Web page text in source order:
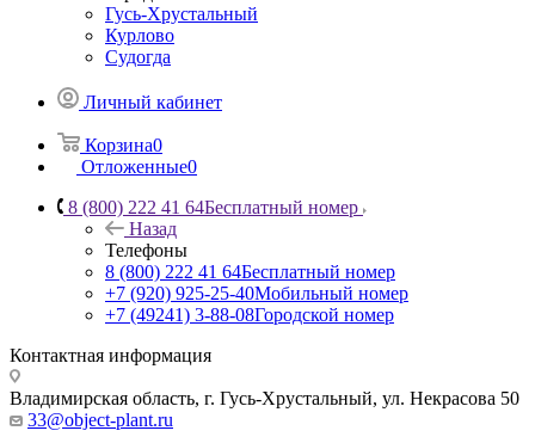
Гусь-Хрустальный
Курлово
Судогда
Личный кабинет
Корзина0
Отложенные0
8 (800) 222 41 64Бесплатный номер
Назад
Телефоны
8 (800) 222 41 64Бесплатный номер
+7 (920) 925-25-40Мобильный номер
+7 (49241) 3-88-08Городской номер
Контактная информация
Владимирская область, г. Гусь-Хрустальный, ул. Некрасова 50
33@object-plant.ru